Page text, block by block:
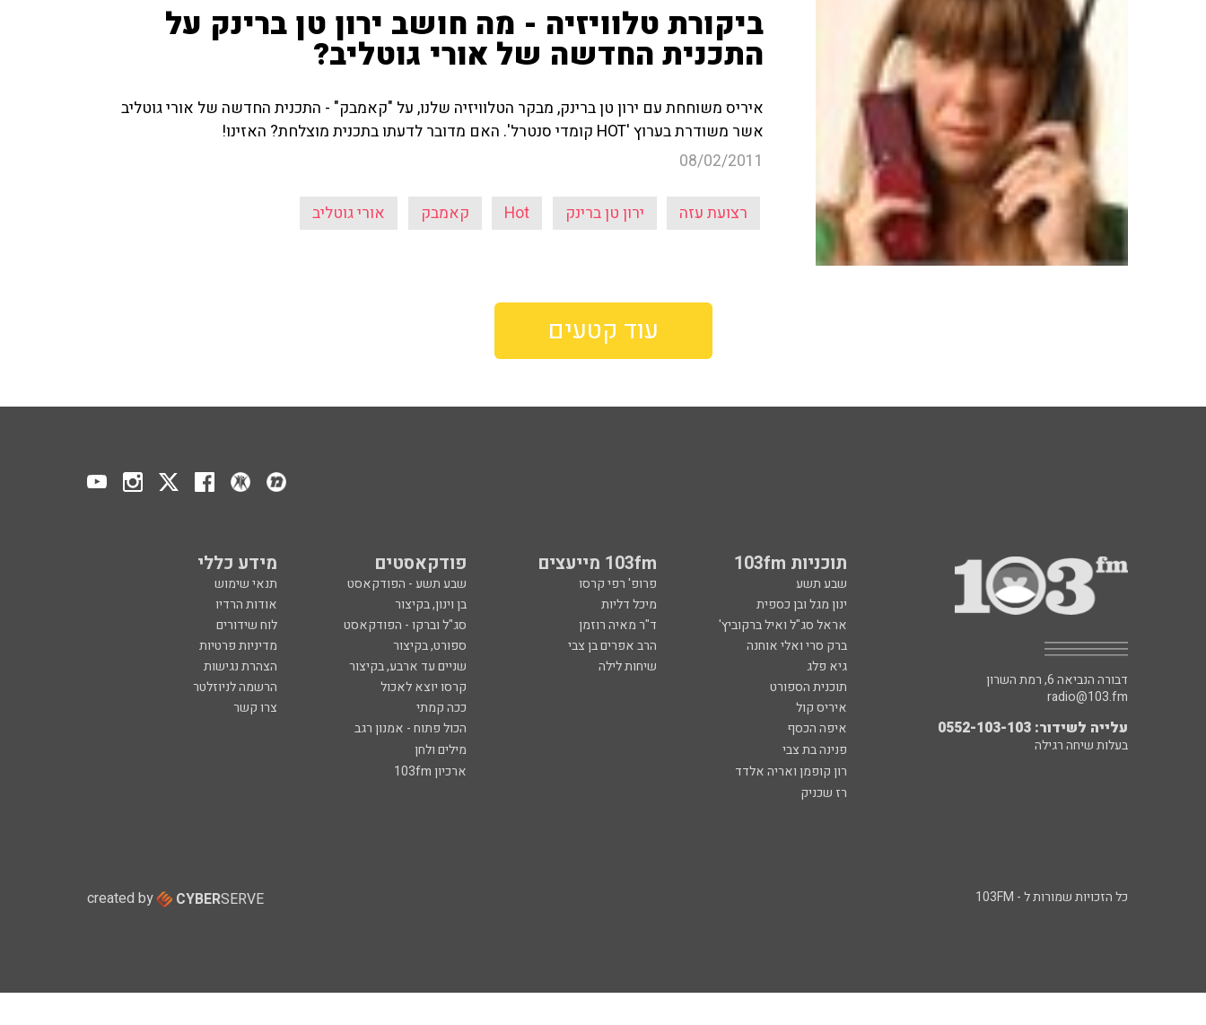
ביקורת טלוויזיה - מה חושב ירון טן ברינק על
התכנית החדשה של אורי גוטליב?
איריס משוחחת עם ירון טן ברינק, מבקר הטלוויזיה שלנו, על "קאמבק" - התכנית החדשה של אורי גוטליב
אשר משודרת בערוץ 'HOT קומדי סנטרל'. האם מדובר לדעתו בתכנית מוצלחת? האזינו!
08/02/2011
רצועת עזה ירון טן ברינק Hot קאמבק אורי גוטליב
עוד קטעים
תוכניות 103fm 103fm מייעצים פודקאסטים מידע כללי
שבע תשע פרופ' רפי קרסו שבע תשע - הפודקאסט
תנאי שימוש
ינון מגל ובן כספית
מיכל דליות בן וינון, בקיצור
אודות הרדיו
אראל סג"ל ואיל ברקוביץ'
ד"ר מאיה רוזמן סג"ל וברקו - הפודקאסט
לוח שידורים
ברק סרי ואלי אוחנה
הרב אפרים בן צבי ספורט, בקיצור
מדיניות פרטיות
גיא פלג
שיחות לילה שניים עד ארבע, בקיצור
הצהרת נגישות
תוכנית הספורט
קרסו יוצא לאכול
הרשמה לניוזלטר
איריס קול
ככה קמתי
צרו קשר
איפה הכסף
הכול פתוח - אמנון רגב
פנינה בת צבי
מילים ולחן
רון קופמן ואריה אלדד
ארכיון 103fm
רז שכניק
דבורה הנביאה 6, רמת השרון
radio@103.fm
עלייה לשידור: 0552-103-103
בעלות שיחה רגילה
כל הזכויות שמורות ל - 103FM created by CYBERSERVE